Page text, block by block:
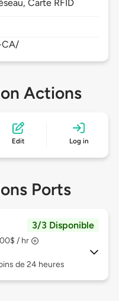
Carte RFID
Actions
Edit Log in
Ports
3/3 Disponible
/ hr
de 24 heures